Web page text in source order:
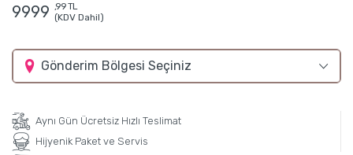
9999 ,99 TL
(KDV Dahil)
Gönderim Bölgesi Seçiniz
Aynı Gün Ücretsiz Hızlı Teslimat
Hijyenik Paket ve Servis